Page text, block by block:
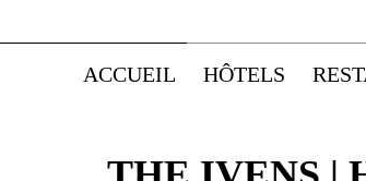
ACCUEIL HÔTELS